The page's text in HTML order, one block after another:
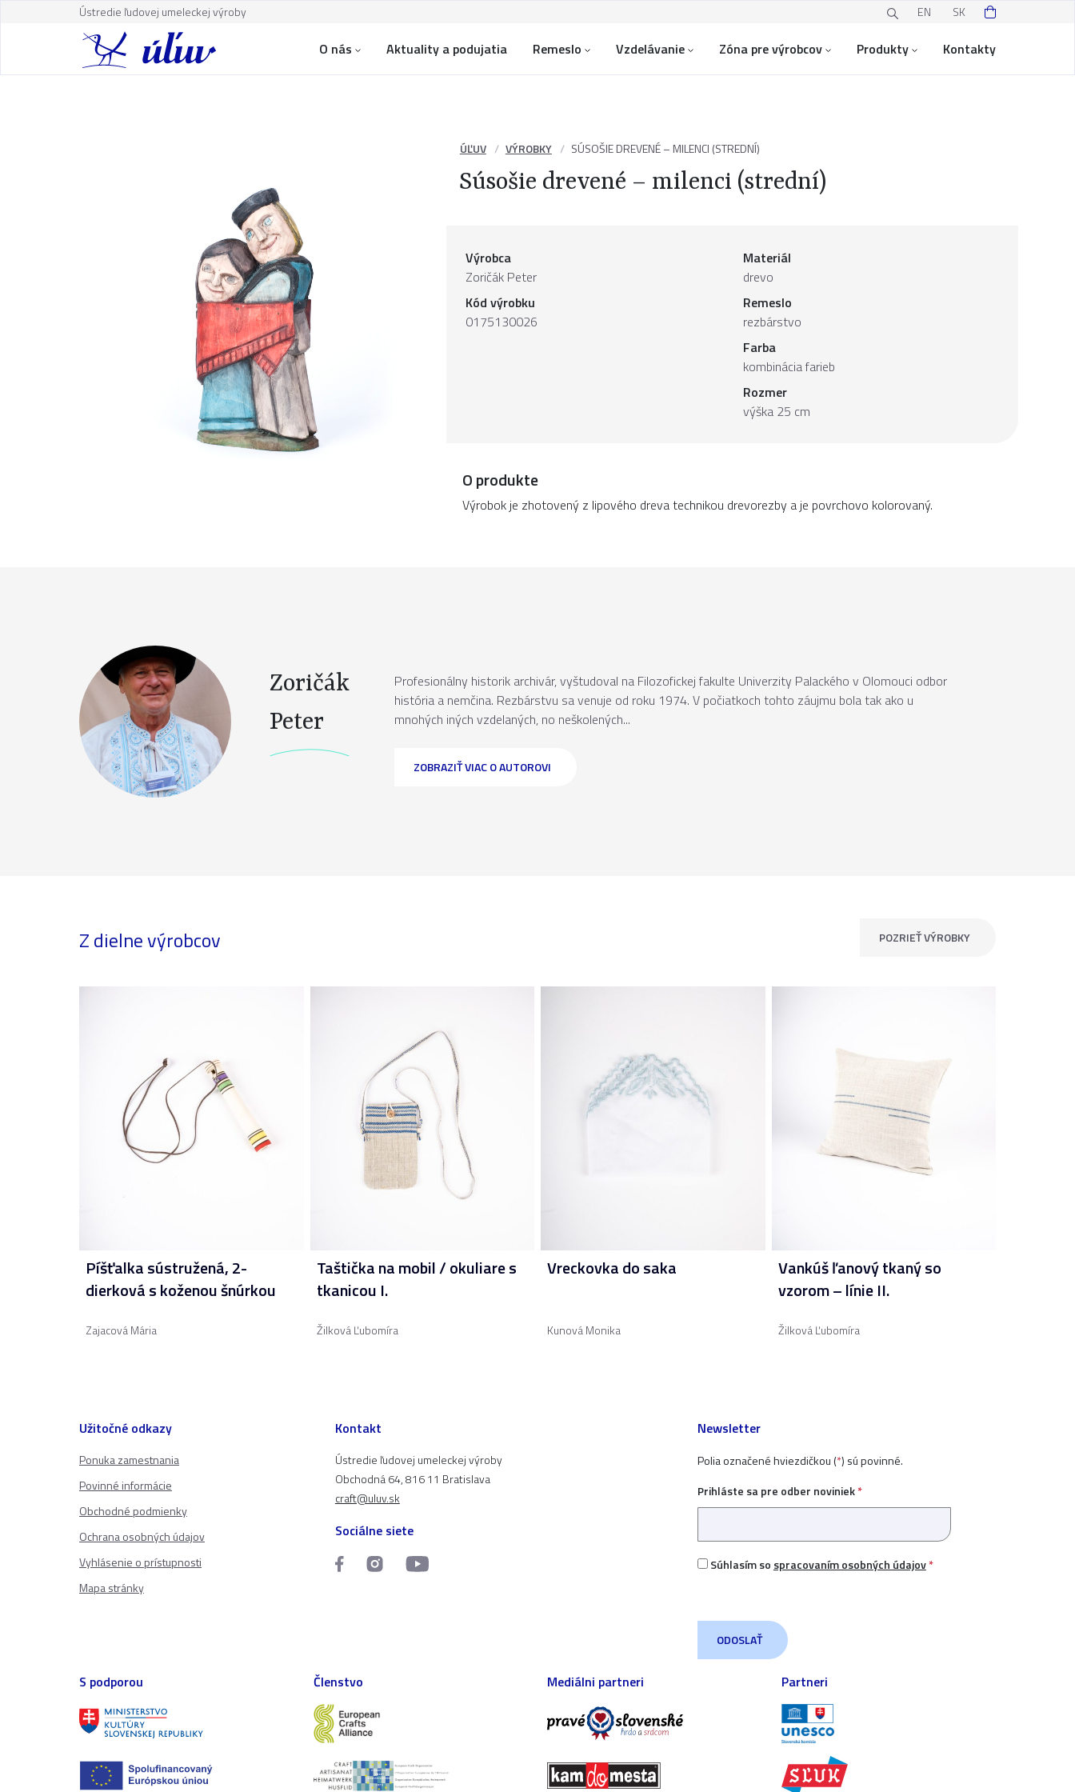
Ústredie ľudovej umeleckej výroby EN SK
O nás Aktuality a podujatia Remeslo Vzdelávanie Zóna pre výrobcov Produkty Kontakty
ÚĽUV VÝROBKY SÚSOŠIE DREVENÉ – MILENCI (STREDNÍ)
Súsošie drevené – milenci (strední)
Výrobca
Zoričák Peter
Kód výrobku
0175130026
Materiál
drevo
Remeslo
rezbárstvo
Farba
kombinácia farieb
Rozmer
výška 25 cm
O produkte
Výrobok je zhotovený z lipového dreva technikou drevorezby a je povrchovo kolorovaný.
Zoričák
Peter
Profesionálny historik archivár, vyštudoval na Filozofickej fakulte Univerzity Palackého v Olomouci odbor
história a nemčina. Rezbárstvu sa venuje od roku 1974. V počiatkoch tohto záujmu bola tak ako u
mnohých iných vzdelaných, no neškolených...
ZOBRAZIŤ VIAC O AUTOROVI
Z dielne výrobcov POZRIEŤ VÝROBKY
Píšťalka sústružená, 2-
dierková s koženou šnúrkou
Zajacová Mária
Taštička na mobil / okuliare s
tkanicou I.
Žilková Ľubomíra
Vreckovka do saka
Kunová Monika
Vankúš ľanový tkaný so
vzorom – línie II.
Žilková Ľubomíra
Užitočné odkazy
Ponuka zamestnania
Povinné informácie
Obchodné podmienky
Ochrana osobných údajov
Vyhlásenie o prístupnosti
Mapa stránky
Kontakt
Ústredie ľudovej umeleckej výroby
Obchodná 64, 816 11 Bratislava
craft@uluv.sk
Sociálne siete
Newsletter
Polia označené hviezdičkou (*) sú povinné.
Prihláste sa pre odber noviniek*
Súhlasím so spracovaním osobných údajov*
S podporou Členstvo Mediálni partneri Partneri